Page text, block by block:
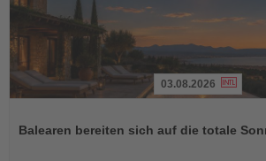
die
03.08.2026
Balearen bereiten sich auf die totale